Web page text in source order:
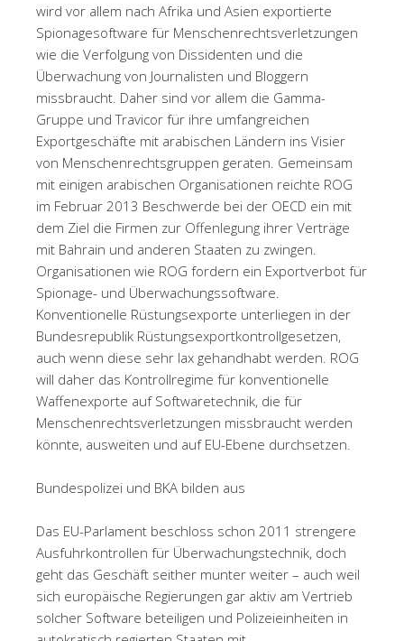
wird vor allem nach Afrika und Asien exportierte
Spionagesoftware für Menschenrechtsverletzungen
wie die Verfolgung von Dissidenten und die
Überwachung von Journalisten und Bloggern
missbraucht. Daher sind vor allem die Gamma-
Gruppe und Travicor für ihre umfangreichen
Exportgeschäfte mit arabischen Ländern ins Visier
von Menschenrechtsgruppen geraten. Gemeinsam
mit einigen arabischen Organisationen reichte ROG
im Februar 2013 Beschwerde bei der OECD ein mit
dem Ziel die Firmen zur Offenlegung ihrer Verträge
mit Bahrain und anderen Staaten zu zwingen.
Organisationen wie ROG fordern ein Exportverbot für
Spionage- und Überwachungssoftware.
Konventionelle Rüstungsexporte unterliegen in der
Bundesrepublik Rüstungsexportkontrollgesetzen,
auch wenn diese sehr lax gehandhabt werden. ROG
will daher das Kontrollregime für konventionelle
Waffenexporte auf Softwaretechnik, die für
Menschenrechtsverletzungen missbraucht werden
könnte, ausweiten und auf EU-Ebene durchsetzen.
Bundespolizei und BKA bilden aus
Das EU-Parlament beschloss schon 2011 strengere
Ausfuhrkontrollen für Überwachungstechnik, doch
geht das Geschäft seither munter weiter – auch weil
sich europäische Regierungen gar aktiv am Vertrieb
solcher Software beteiligen und Polizeieinheiten in